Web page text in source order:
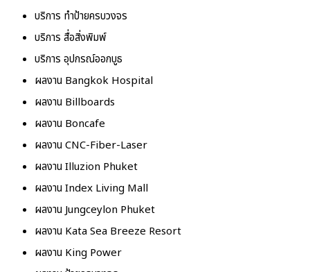
บริการ ทำป้ายครบวงจร
บริการ สื่อสิ่งพิมพ์
บริการ อุปกรณ์ออกบูธ
ผลงาน Bangkok Hospital
ผลงาน Billboards
ผลงาน Boncafe
ผลงาน CNC-Fiber-Laser
ผลงาน Illuzion Phuket
ผลงาน Index Living Mall
ผลงาน Jungceylon Phuket
ผลงาน Kata Sea Breeze Resort
ผลงาน King Power